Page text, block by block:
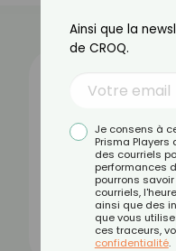
Ainsi que la
de CROQ.
Je consens à
Prisma Players
des courriels
performances
pourrons
courriels,
ainsi que des
que vous
ces traceurs,
confidentialité.